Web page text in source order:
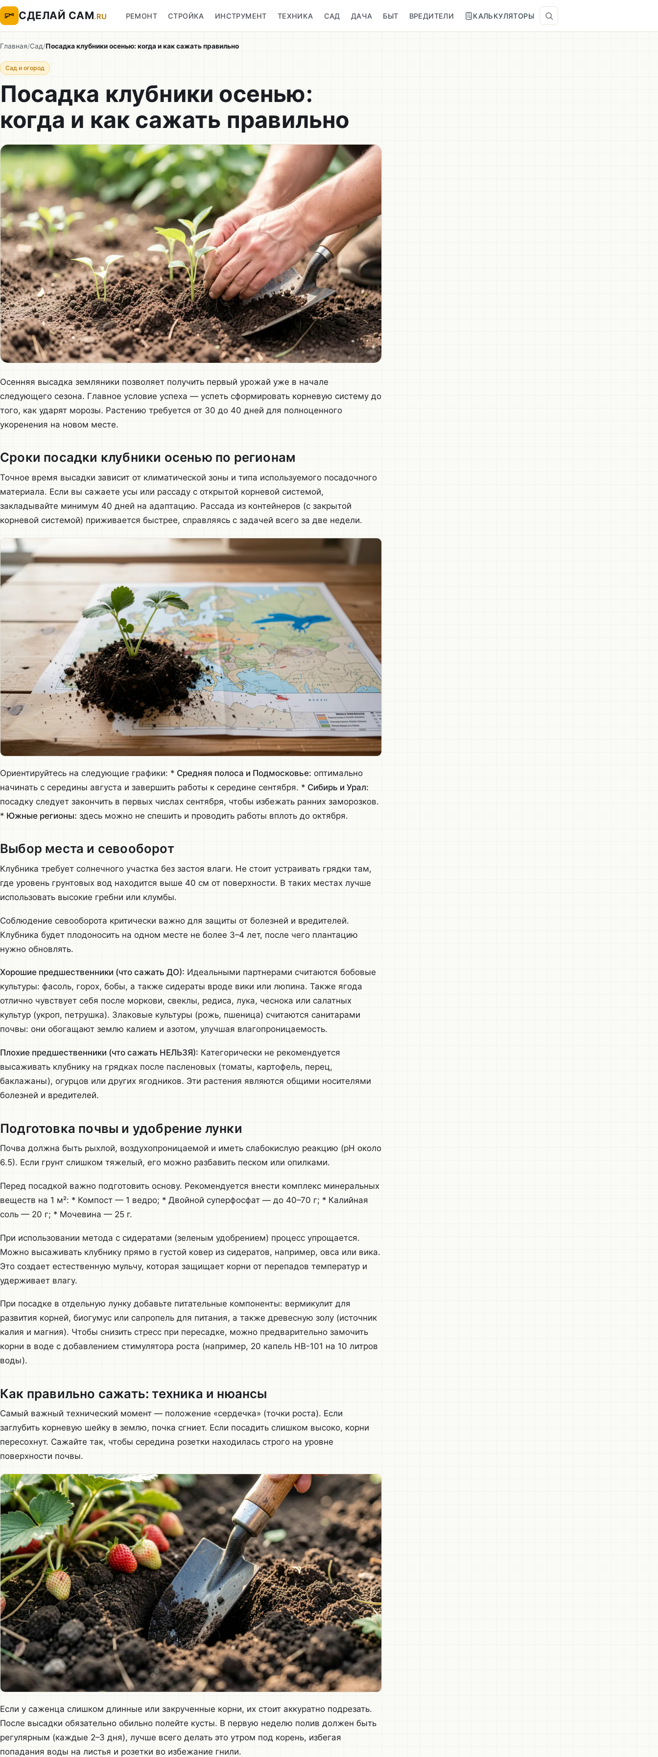
СДЕЛАЙ САМ.RU РЕМОНТ СТРОЙКА ИНСТРУМЕНТ ТЕХНИКА САД ДАЧА БЫТ ВРЕДИТЕЛИ КАЛЬКУЛЯТОРЫ
Главная/Сад/Посадка клубники осенью: когда и как сажать правильно
Сад и огород
Посадка клубники осенью:
когда и как сажать правильно
Осенняя высадка земляники позволяет получить первый урожай уже в начале
следующего сезона. Главное условие успеха — успеть сформировать корневую систему до
того, как ударят морозы. Растению требуется от 30 до 40 дней для полноценного
укоренения на новом месте.
Сроки посадки клубники осенью по регионам
Точное время высадки зависит от климатической зоны и типа используемого посадочного
материала. Если вы сажаете усы или рассаду с открытой корневой системой,
закладывайте минимум 40 дней на адаптацию. Рассада из контейнеров (с закрытой
корневой системой) приживается быстрее, справляясь с задачей всего за две недели.
Ориентируйтесь на следующие графики: * Средняя полоса и Подмосковье: оптимально
начинать с середины августа и завершить работы к середине сентября. * Сибирь и Урал:
посадку следует закончить в первых числах сентября, чтобы избежать ранних заморозков.
* Южные регионы: здесь можно не спешить и проводить работы вплоть до октября.
Выбор места и севооборот
Клубника требует солнечного участка без застоя влаги. Не стоит устраивать грядки там,
где уровень грунтовых вод находится выше 40 см от поверхности. В таких местах лучше
использовать высокие гребни или клумбы.
Соблюдение севооборота критически важно для защиты от болезней и вредителей.
Клубника будет плодоносить на одном месте не более 3–4 лет, после чего плантацию
нужно обновлять.
Хорошие предшественники (что сажать ДО): Идеальными партнерами считаются бобовые
культуры: фасоль, горох, бобы, а также сидераты вроде вики или люпина. Также ягода
отлично чувствует себя после моркови, свеклы, редиса, лука, чеснока или салатных
культур (укроп, петрушка). Злаковые культуры (рожь, пшеница) считаются санитарами
почвы: они обогащают землю калием и азотом, улучшая влагопроницаемость.
Плохие предшественники (что сажать НЕЛЬЗЯ): Категорически не рекомендуется
высаживать клубнику на грядках после пасленовых (томаты, картофель, перец,
баклажаны), огурцов или других ягодников. Эти растения являются общими носителями
болезней и вредителей.
Подготовка почвы и удобрение лунки
Почва должна быть рыхлой, воздухопроницаемой и иметь слабокислую реакцию (pH около
6.5). Если грунт слишком тяжелый, его можно разбавить песком или опилками.
Перед посадкой важно подготовить основу. Рекомендуется внести комплекс минеральных
веществ на 1 м²: * Компост — 1 ведро; * Двойной суперфосфат — до 40–70 г; * Калийная
соль — 20 г; * Мочевина — 25 г.
При использовании метода с сидератами (зеленым удобрением) процесс упрощается.
Можно высаживать клубнику прямо в густой ковер из сидератов, например, овса или вика.
Это создает естественную мульчу, которая защищает корни от перепадов температур и
удерживает влагу.
При посадке в отдельную лунку добавьте питательные компоненты: вермикулит для
развития корней, биогумус или сапропель для питания, а также древесную золу (источник
калия и магния). Чтобы снизить стресс при пересадке, можно предварительно замочить
корни в воде с добавлением стимулятора роста (например, 20 капель HB-101 на 10 литров
воды).
Как правильно сажать: техника и нюансы
Самый важный технический момент — положение «сердечка» (точки роста). Если
заглубить корневую шейку в землю, почка сгниет. Если посадить слишком высоко, корни
пересохнут. Сажайте так, чтобы середина розетки находилась строго на уровне
поверхности почвы.
Если у саженца слишком длинные или закрученные корни, их стоит аккуратно подрезать.
После высадки обязательно обильно полейте кусты. В первую неделю полив должен быть
регулярным (каждые 2–3 дня), лучше всего делать это утром под корень, избегая
попадания воды на листья и розетки во избежание гнили.